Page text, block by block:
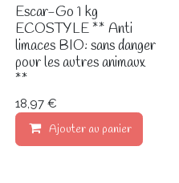
Escar-Go 1 kg
ECOSTYLE ** Anti
limaces BIO: sans danger
pour les autres animaux
**
18,97 €
Ajouter au panier